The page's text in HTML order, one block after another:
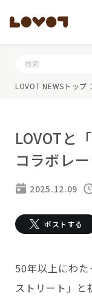
LOVOTのテクノ
開発者の想い
LOVOT NEWSトップ
LOVOTと
コラボレ
2025.12.09
ポストする
50年以上にわ
ストリート」と